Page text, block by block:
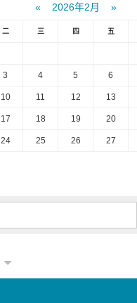
« 2026年2月 »
二 三 四 五
3 4 5 6
10 11 12 13
17 18 19 20
24 25 26 27